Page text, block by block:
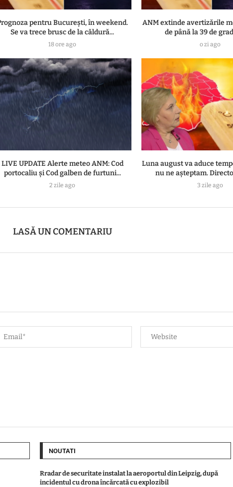
pentru București, în weekend.
Se va trece brusc de la căldură...
18 ore ago
ANM extinde avertizările
de până la 39 de
o zi ago
LIVE UPDATE Alerte meteo ANM: Cod
portocaliu și Cod galben de furtuni...
2 zile ago
Luna august va aduce
nu ne așteptam.
3 zile ago
LASĂ UN COMENTARIU
NOUTATI
Rradar de securitate instalat la aeroportul din Leipzig, după
incidentul cu drona încărcată cu explozibil